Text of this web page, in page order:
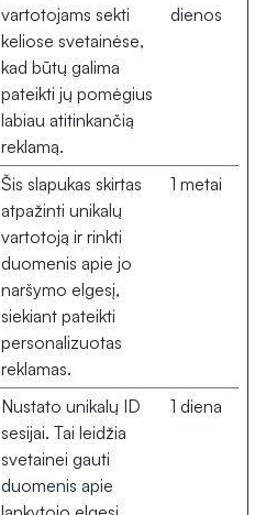
vartotojams sekti
keliose svetainėse,
kad būtų galima
pateikti jų pomėgius
labiau atitinkančią
reklamą.
dienos
Šis slapukas skirtas
atpažinti unikalų
vartotoją ir rinkti
duomenis apie jo
naršymo elgesį,
siekiant pateikti
personalizuotas
reklamas.
1 metai
Nustato unikalų ID
sesijai. Tai leidžia
svetainei gauti
duomenis apie
1 diena